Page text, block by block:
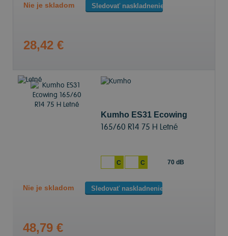
Nie je skladom Sledovať naskladnenie
28,42 €
Kumho ES31 Ecowing
165/60 R14 75 H Letné
C C 70 dB
Nie je skladom Sledovať naskladnenie
48,79 €